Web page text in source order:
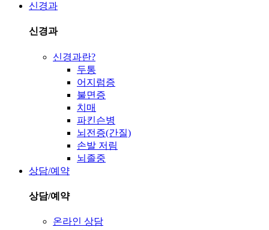
신경과
신경과
신경과란?
두통
어지럼증
불면증
치매
파킨슨병
뇌전증(간질)
손발 저림
뇌졸중
상담/예약
상담/예약
온라인 상담